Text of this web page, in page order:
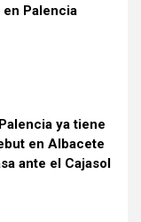
Palencia
ya tiene
en Albacete
ante el Cajasol